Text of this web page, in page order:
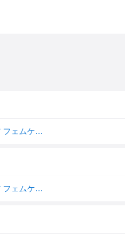
iroha トリートメントローション TREATMENT LOTION デリケートゾーン セルフケア フェムケア TENGA テンガ 乾燥 保湿 無香料 イロハ 医薬部外品 正規品 ギフト対応可
iroha トリートメントローション TREATMENT LOTION デリケートゾーン セルフケア フェムケア TENGA テンガ 乾燥 保湿 無香料 イロハ 医薬部外品 正規品 ギフト対応可